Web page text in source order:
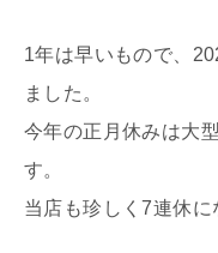
1年は早いもので、
ました。
今年の正月休みは大
す。
当店も珍しく7連休に